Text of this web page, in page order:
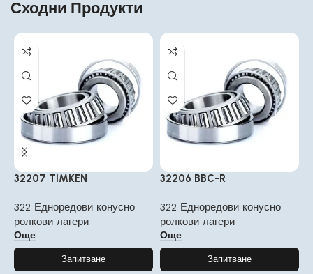
Сходни Продукти
32207 TIMKEN
322 Едноредови конусно
ролкови лагери
Още
Запитване
32206 BBC-R
322 Едноредови конусно
ролкови лагери
Още
Запитване